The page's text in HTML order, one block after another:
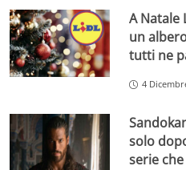
A Natale
un
tutti ne
4
solo
serie